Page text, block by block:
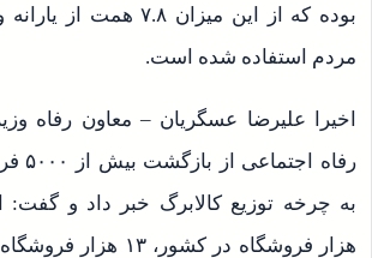
مردم استفاده شده است.
اخیرا علیرضا عسگریان‌ – معاون رفاه
رفاه
هزار فروشگاه در کشور،